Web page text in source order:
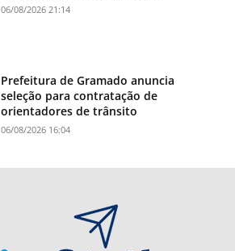
06/08/2026 21:14
Prefeitura de Gramado anuncia
seleção para contratação de
orientadores de trânsito
06/08/2026 16:04